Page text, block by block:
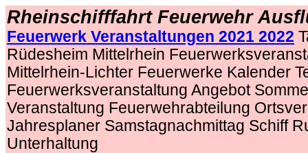
Rheinschifffahrt Feuerwehr
Feuerwerk Veranstaltungen 2021 2022
Rüdesheim Mittelrhein
Mittelrhein-Lichter Feuerwerke Kalender
Feuerwerksveranstaltung Angebot
Veranstaltung Feuerwehrabteilung
Jahresplaner Samstagnachmittag Schiff
Unterhaltung